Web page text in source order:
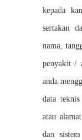
kepada
sertakan
nama,
penyakit /
anda
data
atau
dan